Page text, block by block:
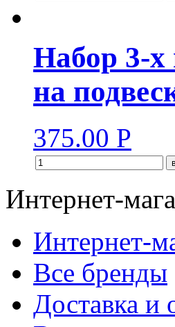
Набор 3-
на
375.00 Р
Интернет-
Интернет-
Все бренды
Доставка и